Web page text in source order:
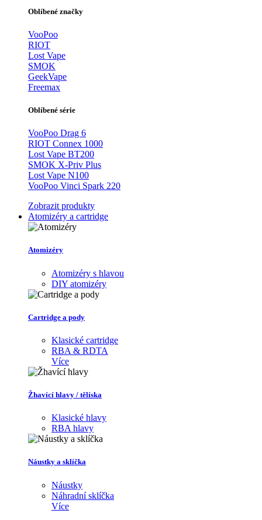
Oblíbené značky
VooPoo
RIOT
Lost Vape
SMOK
GeekVape
Freemax
Oblíbené série
VooPoo Drag 6
RIOT Connex 1000
Lost Vape BT200
SMOK X-Priv Plus
Lost Vape N100
VooPoo Vinci Spark 220
Zobrazit produkty
Atomizéry a cartridge
Atomizéry
Atomizéry s hlavou
DIY atomizéry
Cartridge a pody
Klasické cartridge
RBA & RDTA
Více
Žhavící hlavy / tělíska
Klasické hlavy
RBA hlavy
Náustky a sklíčka
Náustky
Náhradní sklíčka
Více